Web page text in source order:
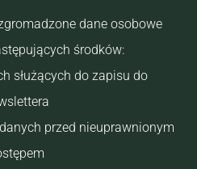
dane osobowe
środków:
służących do zapisu do
przed nieuprawnionym